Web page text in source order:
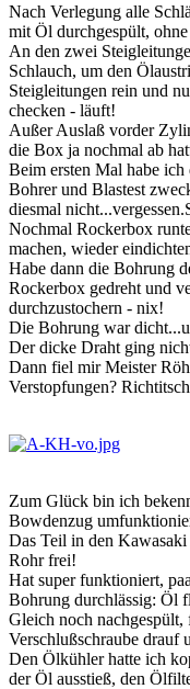
Nach Verlegung alle
mit Öl durchgespült,
An den zwei
Schlauch, um den
Steigleitungen rein und
checken - läuft!
Außer Auslaß vorder
die Box ja nochmal ab
Beim ersten Mal habe
Bohrer und Blastest
diesmal
Nochmal Rockerbox
machen, wieder
Habe dann die Bohrung
Rockerbox gedreht und
durchzustochern - nix!
Die Bohrung war
Der dicke Draht ging
Dann fiel mir Meister
Verstopfungen?
Zum Glück bin ich
Bowdenzug
Das Teil in den
Rohr frei!
Hat super funktioniert,
Bohrung durchlässig: Öl
Gleich noch
Verschlußschraube drauf
Den Ölkühler hatte ich
der Öl ausstieß, den